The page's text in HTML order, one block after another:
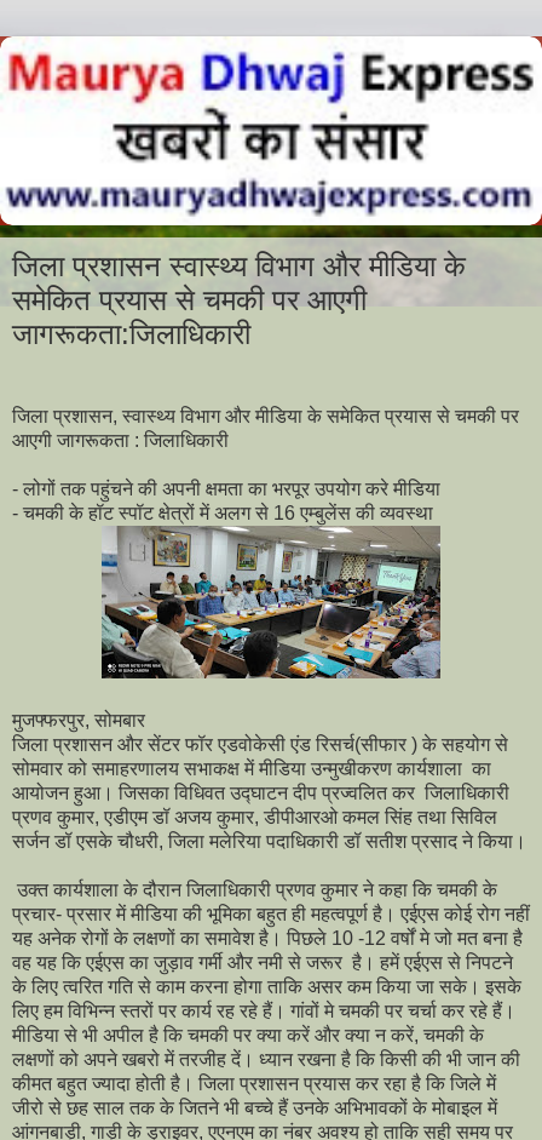
जिला प्रशासन स्वास्थ्य विभाग और मीडिया के
समेकित प्रयास से चमकी पर आएगी
जागरूकता:जिलाधिकारी
‌‌‌जिला प्रशासन, स्वास्थ्य विभाग और मीडिया के समेकित प्रयास से चमकी पर
आएगी जागरूकता : जिलाधिकारी
- लोगों तक पहुंचने की अपनी क्षमता का भरपूर उपयोग करे मीडिया
- चमकी के हॉट स्पॉट क्षेत्रों में अलग से 16 एम्बुलेंस की व्यवस्था
मुजफ्फरपुर, सोमबार
जिला प्रशासन और सेंटर फॉर एडवोकेसी एंड रिसर्च(सीफार ) के सहयोग से
सोमवार को समाहरणालय सभाकक्ष में मीडिया उन्मुखीकरण कार्यशाला का
आयोजन हुआ। जिसका विधिवत उद्घाटन दीप प्रज्वलित कर जिलाधिकारी
प्रणव कुमार, एडीएम डॉ अजय कुमार, डीपीआरओ कमल सिंह तथा सिविल
सर्जन डॉ एसके चौधरी, जिला मलेरिया पदाधिकारी डॉ सतीश प्रसाद ने किया।
उक्त कार्यशाला के दौरान जिलाधिकारी प्रणव कुमार ने कहा कि चमकी के
प्रचार- प्रसार में मीडिया की भूमिका बहुत ही महत्वपूर्ण है। एईएस कोई रोग नहीं
यह अनेक रोगों के लक्षणों का समावेश है। पिछले 10 -12 वर्षों मे जो मत बना है
वह यह कि एईएस का जुड़ाव गर्मी और नमी से जरूर है। हमें एईएस से निपटने
के लिए त्वरित गति से काम करना होगा ताकि असर कम किया जा सके। इसके
लिए हम विभिन्न स्तरों पर कार्य रह रहे हैं। गांवों मे चमकी पर चर्चा कर रहे हैं।
मीडिया से भी अपील है कि चमकी पर क्या करें और क्या न करें, चमकी के
लक्षणों को अपने खबरो में तरजीह दें। ध्यान रखना है कि किसी की भी जान की
कीमत बहुत ज्यादा होती है। जिला प्रशासन प्रयास कर रहा है कि जिले में
जीरो से छह साल तक के जितने भी बच्चे हैं उनके अभिभावकों के मोबाइल में
आंगनबाड़ी, गाड़ी के ड्राइवर, एएनएम का नंबर अवश्य हो ताकि सही समय पर